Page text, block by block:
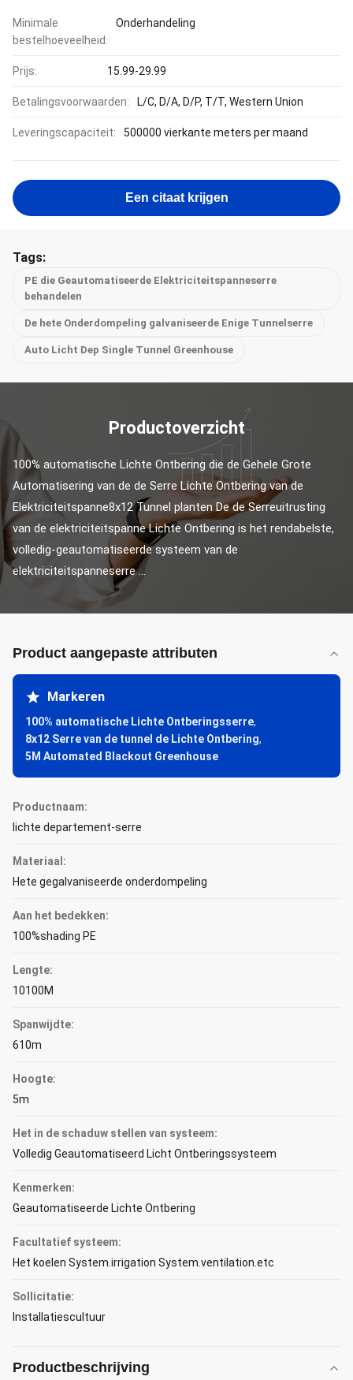
Minimale
bestelhoeveelheid:
Onderhandeling
Prijs: 15.99-29.99
Betalingsvoorwaarden: L/C, D/A, D/P, T/T, Western Union
Leveringscapaciteit: 500000 vierkante meters per maand
Een citaat krijgen
Tags:
PE die Geautomatiseerde Elektriciteitspanneserre
behandelen
De hete Onderdompeling galvaniseerde Enige Tunnelserre
Auto Licht Dep Single Tunnel Greenhouse
Productoverzicht
100% automatische Lichte Ontbering die de Gehele Grote
Automatisering van de de Serre Lichte Ontbering van de
Elektriciteitspanne8x12 Tunnel planten De de Serreuitrusting
van de elektriciteitspanne Lichte Ontbering is het rendabelste,
volledig-geautomatiseerde systeem van de
elektriciteitspanneserre ...
Product aangepaste attributen
Markeren
100% automatische Lichte Ontberingsserre,
8x12 Serre van de tunnel de Lichte Ontbering,
5M Automated Blackout Greenhouse
Productnaam:
lichte departement-serre
Materiaal:
Hete gegalvaniseerde onderdompeling
Aan het bedekken:
100%shading PE
Lengte:
10100M
Spanwijdte:
610m
Hoogte:
5m
Het in de schaduw stellen van systeem:
Volledig Geautomatiseerd Licht Ontberingssysteem
Kenmerken:
Geautomatiseerde Lichte Ontbering
Facultatief systeem:
Het koelen System.irrigation System.ventilation.etc
Sollicitatie:
Installatiescultuur
Productbeschrijving